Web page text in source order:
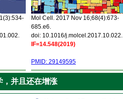
Mol Cell. 2017 Nov 16;68(4):673-
685.e6.
doi: 10.1016/j.molcel.2017.10.022.
IF=14.548(2019)
PMID: 29149595
，并且还在增涨